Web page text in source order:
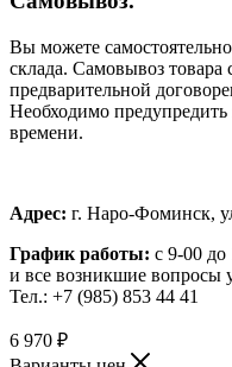
Вы можете
склада. Самовывоз товара
предварительной
Необходимо
времени.
Адрес: г. Наро-Фоминск,
График работы: с 9-00
и все возникшие вопросы
Тел.: +7 (985) 853 44 41
6 970 ₽